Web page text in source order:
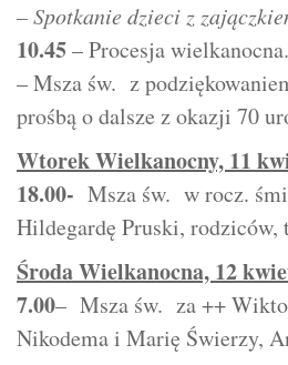
– Spotkanie dzieci z
10.45– Procesja wielkanocna.
– Msza św. z
prośbą o dalsze z okazji 70
Wtorek Wielkanocny, 11
18.00- Msza św. w rocz.
Hildegardę Pruski, rodziców,
Środa Wielkanocna, 12
7.00– Msza św. za ++
Nikodema i Marię Świerzy,